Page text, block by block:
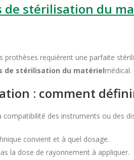
de stérilisation du
requièrent une parfaite
de stérilisation du matérielmédical.
: comment
des instruments ou des
convient et à quel dosage.
la dose de rayonnement à appliquer.